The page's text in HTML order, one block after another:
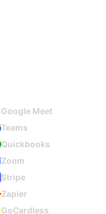
Google Meet
Teams
Quickbooks
Zoom
Stripe
Zapier
GoCardless